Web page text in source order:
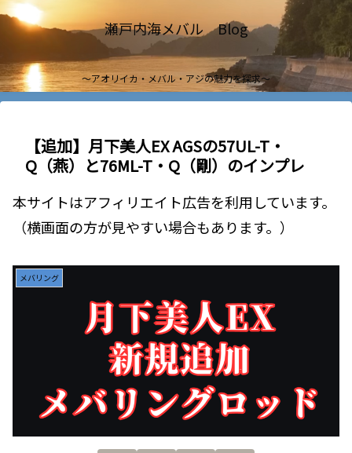
瀬戸内海メバル Blog
～アオリイカ・メバル・アジの魅力を探求～
【追加】月下美人EX AGSの57UL-T・
Q（燕）と76ML-T・Q（剛）のインプレ
本サイトはアフィリエイト広告を利用しています。
（横画面の方が見やすい場合もあります。）
メバリング